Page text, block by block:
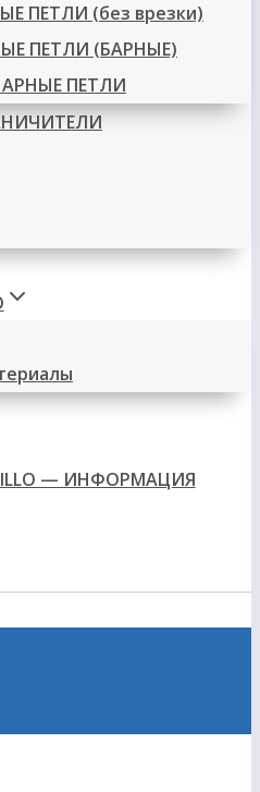
ПЕТЛИ (без врезки)
ПЕТЛИ (БАРНЫЕ)
ПЕТЛИ
— ИНФОРМАЦИЯ